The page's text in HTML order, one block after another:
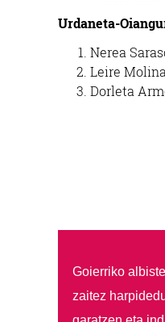
Urdaneta-
Nerea
Leire Molina
Dorleta
Goierriko
zaitez